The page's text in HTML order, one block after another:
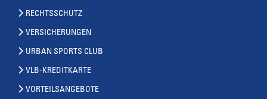
RECHTSSCHUTZ
VERSICHERUNGEN
URBAN SPORTS CLUB
VLB-KREDITKARTE
VORTEILSANGEBOTE